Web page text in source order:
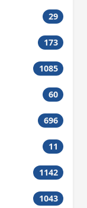
29
173
1085
60
696
11
1142
1043